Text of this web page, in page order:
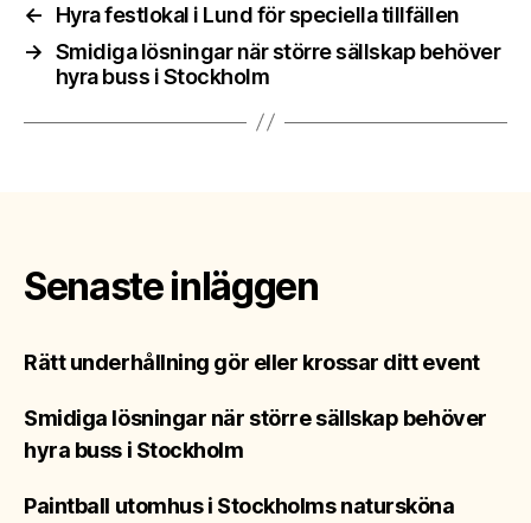
←
Hyra festlokal i Lund för speciella tillfällen
→ Smidiga lösningar när större sällskap behöver
hyra buss i Stockholm
Senaste inläggen
Rätt underhållning gör eller krossar ditt event
Smidiga lösningar när större sällskap behöver
hyra buss i Stockholm
Paintball utomhus i Stockholms natursköna